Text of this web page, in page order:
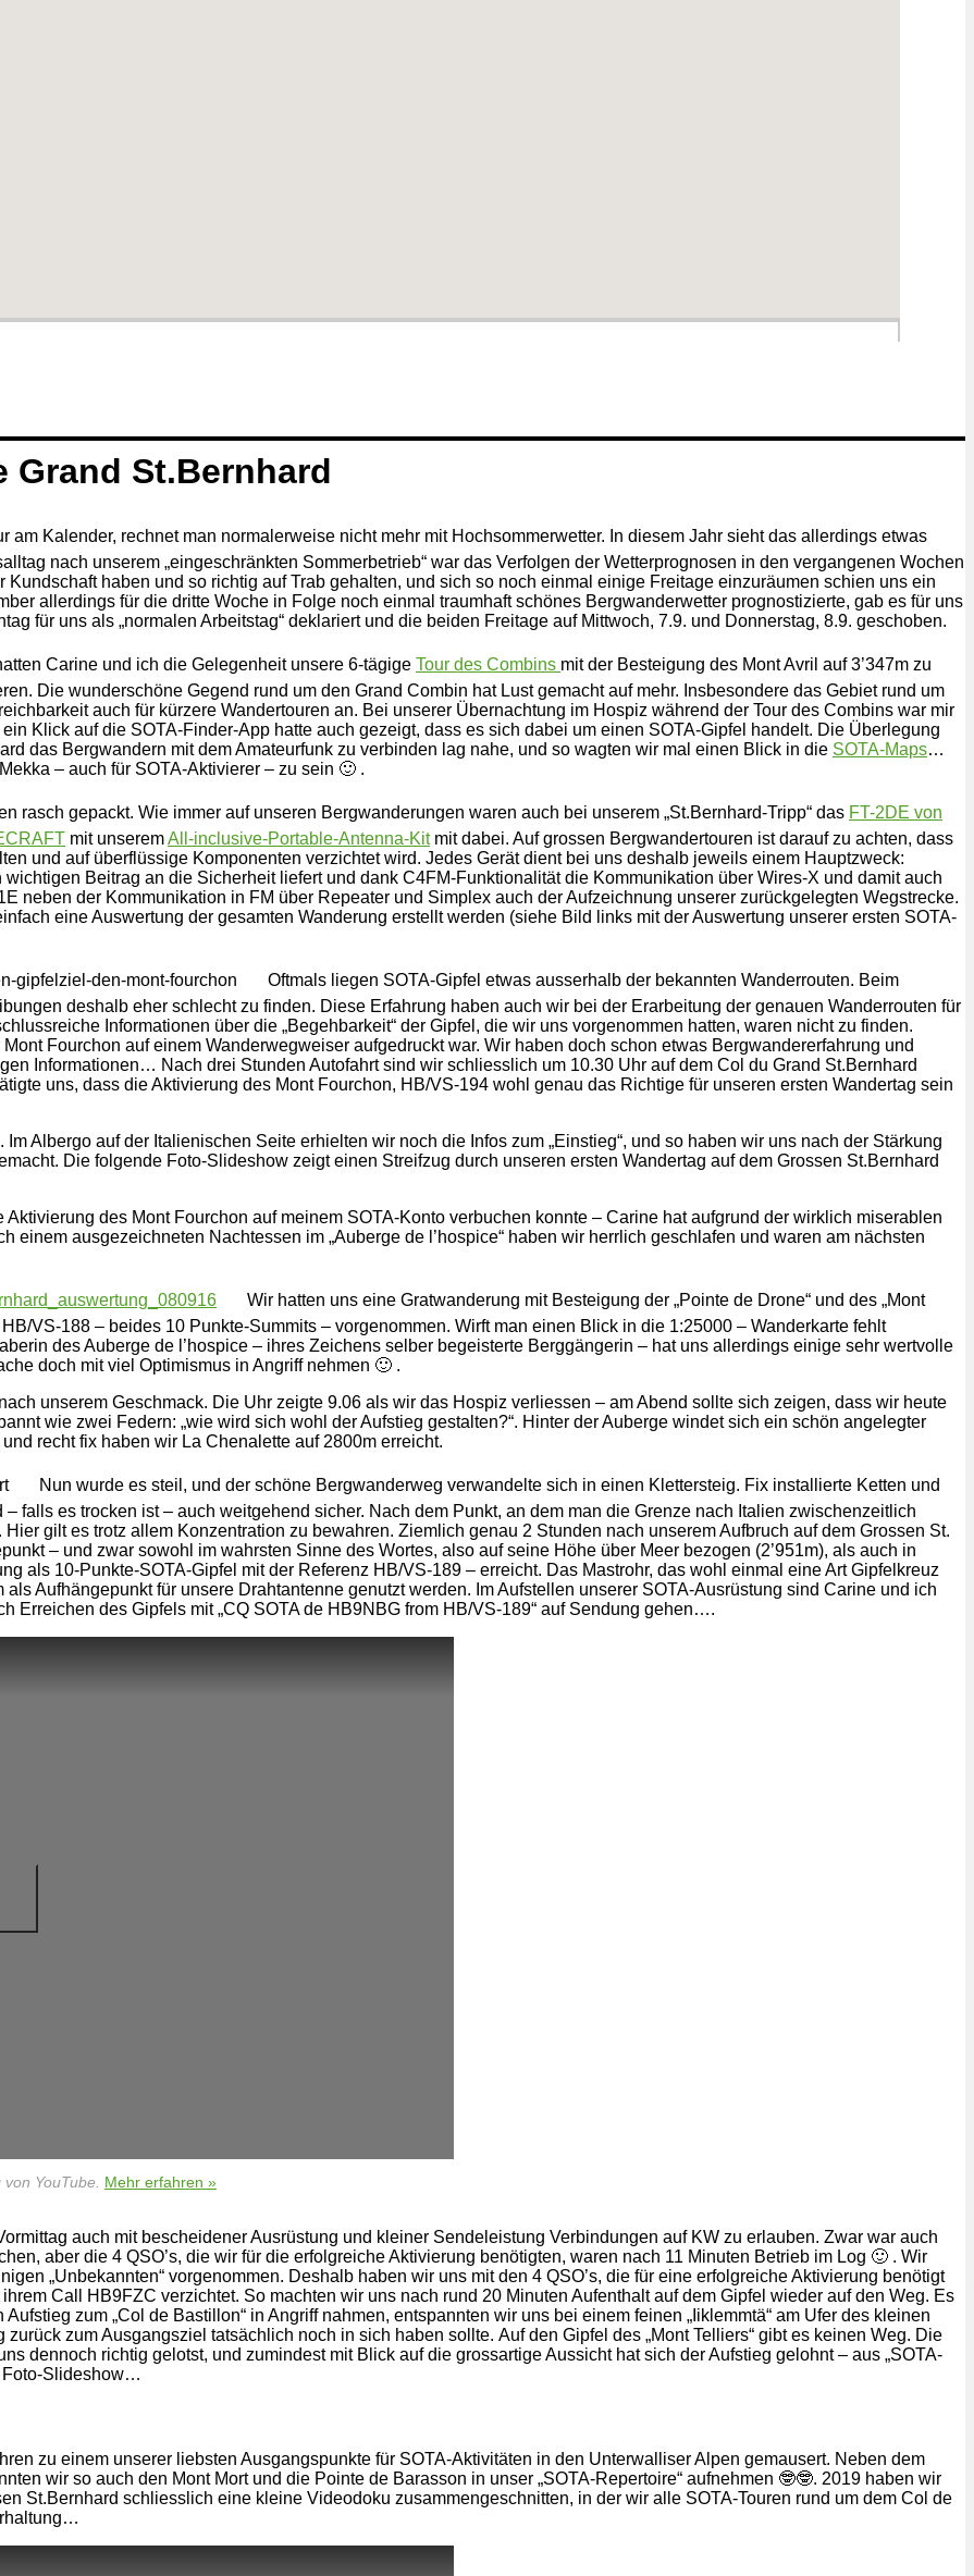
Grand St.Bernhard
am Kalender, rechnet man normalerweise nicht mehr mit Hochsommerwetter. In diesem Jahr sieht das allerdings etwas
nach unserem „eingeschränkten Sommerbetrieb“ war das Verfolgen der Wetterprognosen in den vergangenen Wochen
haben und so richtig auf Trab gehalten, und sich so noch einmal einige Freitage einzuräumen schien uns ein
allerdings für die dritte Woche in Folge noch einmal traumhaft schönes Bergwanderwetter prognostizierte, gab es für uns
für uns als „normalen Arbeitstag“ deklariert und die beiden Freitage auf Mittwoch, 7.9. und Donnerstag, 8.9. geschoben.
Carine und ich die Gelegenheit unsere 6-tägige Tour des Combins mit der Besteigung des Mont Avril auf 3’347m zu
Die wunderschöne Gegend rund um den Grand Combin hat Lust gemacht auf mehr. Insbesondere das Gebiet rund um
auch für kürzere Wandertouren an. Bei unserer Übernachtung im Hospiz während der Tour des Combins war mir
Klick auf die SOTA-Finder-App hatte auch gezeigt, dass es sich dabei um einen SOTA-Gipfel handelt. Die Überlegung
das Bergwandern mit dem Amateurfunk zu verbinden lag nahe, und so wagten wir mal einen Blick in die SOTA-Maps…
– auch für SOTA-Aktivierer – zu sein 🙂 .
rasch gepackt. Wie immer auf unseren Bergwanderungen waren auch bei unserem „St.Bernhard-Tripp“ das FT-2DE von
mit unseremAll-inclusive-Portable-Antenna-Kitmit dabei. Auf grossen Bergwandertouren ist darauf zu achten, dass
und auf überflüssige Komponenten verzichtet wird. Jedes Gerät dient bei uns deshalb jeweils einem Hauptzweck:
wichtigen Beitrag an die Sicherheit liefert und dank C4FM-Funktionalität die Kommunikation über Wires-X und damit auch
neben der Kommunikation in FM über Repeater und Simplex auch der Aufzeichnung unserer zurückgelegten Wegstrecke.
eine Auswertung der gesamten Wanderung erstellt werden (siehe Bild links mit der Auswertung unserer ersten SOTA-
Oftmals liegen SOTA-Gipfel etwas ausserhalb der bekannten Wanderrouten. Beim
deshalb eher schlecht zu finden. Diese Erfahrung haben auch wir bei der Erarbeitung der genauen Wanderrouten für
Informationen über die „Begehbarkeit“ der Gipfel, die wir uns vorgenommen hatten, waren nicht zu finden.
Fourchon auf einem Wanderwegweiser aufgedruckt war. Wir haben doch schon etwas Bergwandererfahrung und
Informationen… Nach drei Stunden Autofahrt sind wir schliesslich um 10.30 Uhr auf dem Col du Grand St.Bernhard
uns, dass die Aktivierung des Mont Fourchon, HB/VS-194 wohl genau das Richtige für unseren ersten Wandertag sein
Albergo auf der Italienischen Seite erhielten wir noch die Infos zum „Einstieg“, und so haben wir uns nach der Stärkung
Die folgende Foto-Slideshow zeigt einen Streifzug durch unseren ersten Wandertag auf dem Grossen St.Bernhard
Aktivierung des Mont Fourchon auf meinem SOTA-Konto verbuchen konnte – Carine hat aufgrund der wirklich miserablen
einem ausgezeichneten Nachtessen im „Auberge de l’hospice“ haben wir herrlich geschlafen und waren am nächsten
Wir hatten uns eine Gratwanderung mit Besteigung der „Pointe de Drone“ und des „Mont
VS-188 – beides 10 Punkte-Summits – vorgenommen. Wirft man einen Blick in die 1:25000 – Wanderkarte fehlt
des Auberge de l’hospice – ihres Zeichens selber begeisterte Berggängerin – hat uns allerdings einige sehr wertvolle
doch mit viel Optimismus in Angriff nehmen 🙂 .
unserem Geschmack. Die Uhr zeigte 9.06 als wir das Hospiz verliessen – am Abend sollte sich zeigen, dass wir heute
wie zwei Federn: „wie wird sich wohl der Aufstieg gestalten?“. Hinter der Auberge windet sich ein schön angelegter
recht fix haben wir La Chenalette auf 2800m erreicht.
Nun wurde es steil, und der schöne Bergwanderweg verwandelte sich in einen Klettersteig. Fix installierte Ketten und
falls es trocken ist – auch weitgehend sicher. Nach dem Punkt, an dem man die Grenze nach Italien zwischenzeitlich
gilt es trotz allem Konzentration zu bewahren. Ziemlich genau 2 Stunden nach unserem Aufbruch auf dem Grossen St.
– und zwar sowohl im wahrsten Sinne des Wortes, also auf seine Höhe über Meer bezogen (2’951m), als auch in
als 10-Punkte-SOTA-Gipfel mit der Referenz HB/VS-189 – erreicht. Das Mastrohr, das wohl einmal eine Art Gipfelkreuz
Aufhängepunkt für unsere Drahtantenne genutzt werden. Im Aufstellen unserer SOTA-Ausrüstung sind Carine und ich
Erreichen des Gipfels mit „CQ SOTA de HB9NBG from HB/VS-189“ auf Sendung gehen….
YouTube. Mehr erfahren »
auch mit bescheidener Ausrüstung und kleiner Sendeleistung Verbindungen auf KW zu erlauben. Zwar war auch
aber die 4 QSO’s, die wir für die erfolgreiche Aktivierung benötigten, waren nach 11 Minuten Betrieb im Log 🙂 . Wir
„Unbekannten“ vorgenommen. Deshalb haben wir uns mit den 4 QSO’s, die für eine erfolgreiche Aktivierung benötigt
Call HB9FZC verzichtet. So machten wir uns nach rund 20 Minuten Aufenthalt auf dem Gipfel wieder auf den Weg. Es
zum „Col de Bastillon“ in Angriff nahmen, entspannten wir uns bei einem feinen „Iiklemmtä“ am Ufer des kleinen
zum Ausgangsziel tatsächlich noch in sich haben sollte. Auf den Gipfel des „Mont Telliers“ gibt es keinen Weg. Die
dennoch richtig gelotst, und zumindest mit Blick auf die grossartige Aussicht hat sich der Aufstieg gelohnt – aus „SOTA-
Foto-Slideshow…
zu einem unserer liebsten Ausgangspunkte für SOTA-Aktivitäten in den Unterwalliser Alpen gemausert. Neben dem
wir so auch den Mont Mort und die Pointe de Barasson in unser „SOTA-Repertoire“ aufnehmen 🤓🤓. 2019 haben wir
St.Bernhard schliesslich eine kleine Videodoku zusammengeschnitten, in der wir alle SOTA-Touren rund um dem Col de